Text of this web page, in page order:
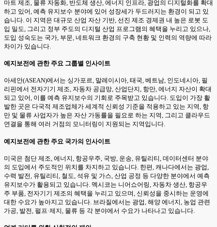
마트 제조, 물류 자동화, 반도체 생산, 에너지 인프라, 광업의 디지털화를 확대
하고 있어, 예측 유지보수 분야에 있어 성장세가 두드러지는 환경이 되고 있
습니다. 이 지역은 대규모 산업 자산 기반, 선진 제조 경제권 내 높은 로봇 도
입 밀도, 그리고 정부 주도의 디지털 산업 프로그램의 혜택을 누리고 있으나,
도입 성숙도는 국가, 부문, 네트워크 환경의 구축 현황 및 인력의 역량에 따라
차이가 있습니다.
예지보전에 관한 주요 그룹별 인사이트
아세안(ASEAN)에서는 싱가포르, 말레이시아, 태국, 베트남, 인도네시아, 필
리핀에서 전자기기 제조, 자동차 공급망, 산업단지, 항만, 에너지 자산이 확대
되고 있어, 이를 예측 유지보수의 기회로 주목받고 있습니다. 도입이 가장 활
발한 곳은 다국적 제조업체가 세계적 신뢰성 기준을 적용하고 있는 지역, 항
만 및 물류 사업자가 높은 자산 가동률을 필요로 하는 지역, 그리고 클라우드
연결을 통해 여러 거점의 모니터링이 지원되는 지역입니다.
예지보전에 관한 주요 국가의 인사이트
미국은 첨단 제조, 에너지, 항공우주, 국방, 운송, 유틸리티, 데이터센터 분야
의 도입에서 주도적인 위치를 차지하고 있습니다. 한편, 캐나다에서는 광업,
수력 발전, 유틸리티, 철도, 석유 및 가스, 산업 공정 등 다양한 분야에서 예측
유지보수가 활용되고 있습니다. 멕시코는 니어쇼어링, 자동차 생산, 항공우
주 부품, 전자기기 제조의 혜택을 누리고 있으며, 신뢰성을 중시하는 운영에
대한 수요가 높아지고 있습니다. 브라질에서는 광업, 해양 에너지, 농업 관련
가공, 발전, 펄프·제지, 물류 등 각 분야에서 수요가 나타나고 있습니다.